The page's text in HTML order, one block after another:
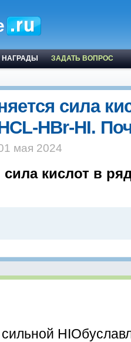
НАГРАДЫ ЗАДАТЬ ВОПРОС
сила
HBr-HI.
мая 2024
сила кислот в